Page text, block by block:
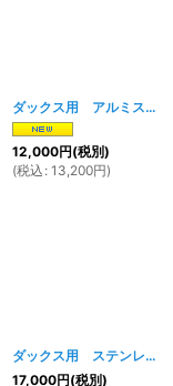
ダックス用 アルミスイングアーム （ノーマル長さ） B
12,000円(税別)
(税込 : 13,200円)
ダックス用 ステンレス製 ６ｃｍロンスイ
17,000円(税別)